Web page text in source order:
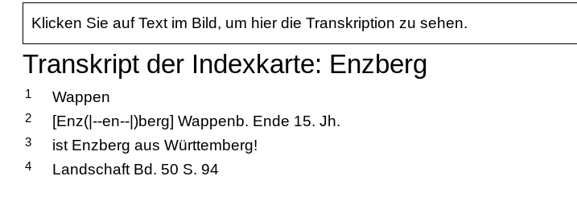
Klicken Sie auf Text im Bild, um hier die Transkription zu sehen.
Transkript der Indexkarte: Enzberg
1 Wappen
2 [Enz(|--en--|)berg] Wappenb. Ende 15. Jh.
3 ist Enzberg aus Württemberg!
4 Landschaft Bd. 50 S. 94